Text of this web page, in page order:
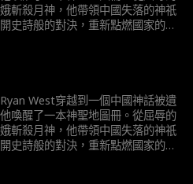
斬殺月神，他帶領中國失落的神祇
史詩般的對決，重新點燃國家的命
West穿越到一個中國神話被遺
喚醒了一本神聖地圖冊。從屈辱的
斬殺月神，他帶領中國失落的神祇
史詩般的對決，重新點燃國家的命